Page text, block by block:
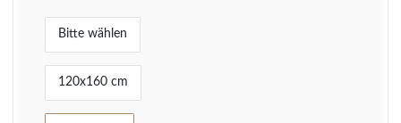
Bitte wählen
120x160 cm